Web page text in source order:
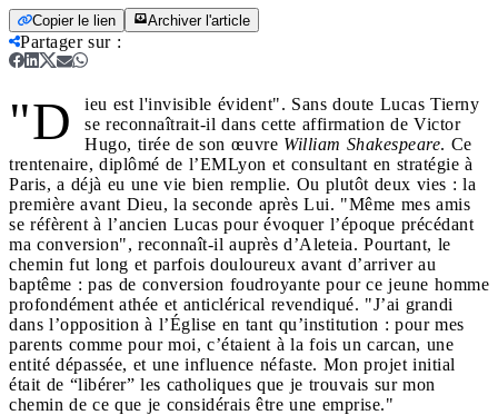
Copier le lien Archiver l'article
Partager sur:
"D
ieu est l'invisible évident". Sans doute Lucas Tierny
se reconnaîtrait-il dans cette affirmation de Victor
Hugo, tirée de son œuvre William Shakespeare. Ce
trentenaire, diplômé de l’EMLyon et consultant en stratégie à
Paris, a déjà eu une vie bien remplie. Ou plutôt deux vies : la
première avant Dieu, la seconde après Lui. "Même mes amis
se réfèrent à l’ancien Lucas pour évoquer l’époque précédant
ma conversion", reconnaît-il auprès d’Aleteia. Pourtant, le
chemin fut long et parfois douloureux avant d’arriver au
baptême : pas de conversion foudroyante pour ce jeune homme
profondément athée et anticlérical revendiqué. "J’ai grandi
dans l’opposition à l’Église en tant qu’institution : pour mes
parents comme pour moi, c’étaient à la fois un carcan, une
entité dépassée, et une influence néfaste. Mon projet initial
était de “libérer” les catholiques que je trouvais sur mon
chemin de ce que je considérais être une emprise."